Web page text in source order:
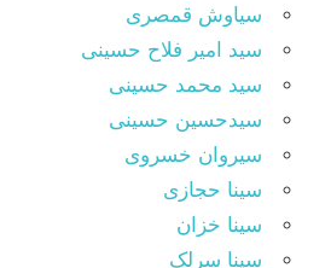
سیاوش قمصری
سید امیر فلاح حسینی
سید محمد حسینی
سیدحسین حسینی
سیروان خسروی
سینا حجازی
سینا خزان
سینا سرلک